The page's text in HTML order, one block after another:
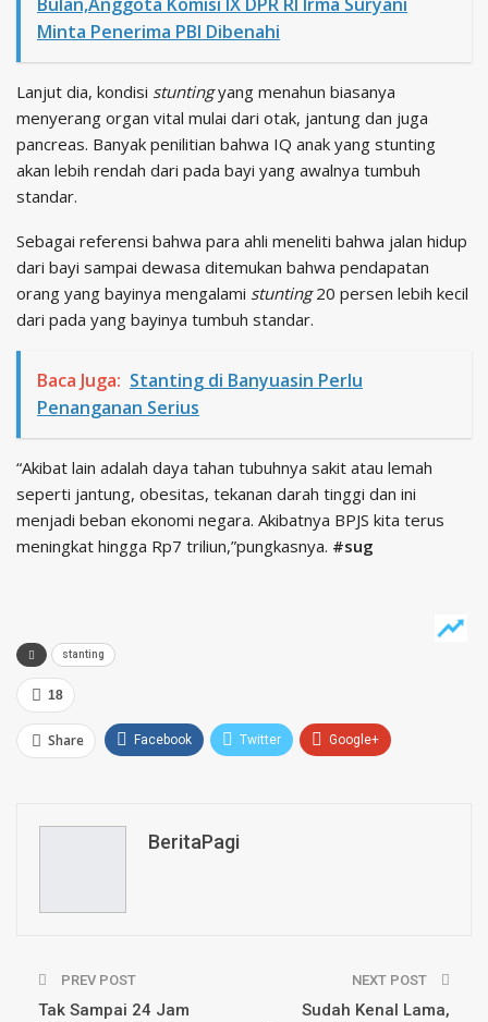
Minta Penerima PBI Dibenahi
Lanjut dia, kondisi stuntingyang menahun biasanya
menyerang organ vital mulai dari otak, jantung dan juga
pancreas. Banyak penilitian bahwa IQ anak yang stunting
akan lebih rendah dari pada bayi yang awalnya tumbuh
standar.
Sebagai referensi bahwa para ahli meneliti bahwa jalan hidup
dari bayi sampai dewasa ditemukan bahwa pendapatan
orang yang bayinya mengalami stunting20 persen lebih kecil
dari pada yang bayinya tumbuh standar.
Baca Juga: Stanting di Banyuasin Perlu
Penanganan Serius
“Akibat lain adalah daya tahan tubuhnya sakit atau lemah
seperti jantung, obesitas, tekanan darah tinggi dan ini
menjadi beban ekonomi negara. Akibatnya BPJS kita terus
meningkat hingga Rp7 triliun,”pungkasnya. #sug
stanting
18
Share Facebook Twitter Google+
Email
BeritaPagi
PREV POST
Tak Sampai 24 Jam
NEXT POST
Sudah Kenal Lama,